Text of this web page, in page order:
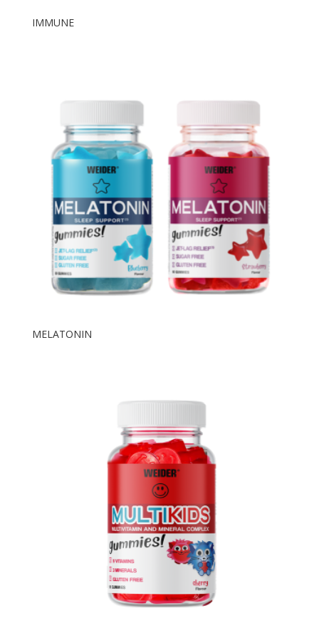
IMMUNE
MELATONIN